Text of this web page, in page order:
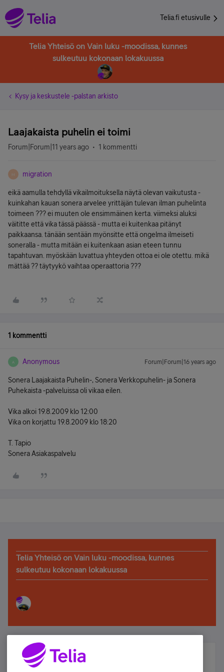
Telia.fi etusivulle
Telia Yhteisö on Vain luku -moodissa, kunnes
sulkeutuu kokonaan lokakuussa
Kysy ja keskustele -palstan arkisto
Laajakaista puhelin ei toimi
Forum|Forum|11 years ago 1 kommentti
M migration
eikä aamulla tehdyllä vikailmoituksella näytä olevan vaikutusta -
kuinkahan kauan sonera arvelee yrittäjän tulevan ilman puhelinta
toimeen ??? ei muuten ole ensimmäinen kerta. viimeksi aluksi
väititte että vika tässä päässä - mutta ei kuitenkaa pitänyt
paikkaansa. tänään sentään myönsitte että ongelma ilmeiseti
soneralla - mutta mitään ei kuitenkaan asian eteen tunnu
tapahtuvan. myöskään luvattua yhteyden ottoa ei ole otettu. mikä
mättää ?? täytyykö vaihtaa operaattoria ???
1 kommentti
A Anonymous Forum|Forum|16 years ago
Sonera Laajakaista Puhelin-, Sonera Verkkopuhelin- ja Sonera
Puhekaista -palveluissa oli vikaa eilen.
Vika alkoi 19.8.2009 klo 12:00
Vika on korjattu 19.8.2009 klo 18:20
T. Tapio
Sonera Asiakaspalvelu
Telia Yhteisö on Vain luku -moodissa, kunnes
sulkeutuu kokonaan lokakuussa
Älä jää paitsi – osallistu ja voita!